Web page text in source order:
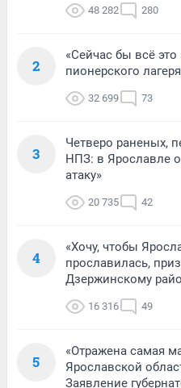
48 282 280
2
«Сейчас бы всё
пионерского
32 699 73
3
Четверо раненых,
НПЗ: в Ярославле
атаку»
20 735 42
4
«Хочу, чтобы
прославилась,
Дзержинскому
16 316 49
5
«Отражена самая
Ярославской
Заявление